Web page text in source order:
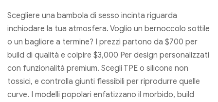
Scegliere una bambola di sesso incinta riguarda
inchiodare la tua atmosfera. Voglio un bernoccolo sottile
o un bagliore a termine? I prezzi partono da $700 per
build di qualità e colpire $3,000 Per design personalizzati
con funzionalità premium. Scegli TPE o silicone non
tossici, e controlla giunti flessibili per riprodurre quelle
curve. I modelli popolari enfatizzano il morbido, build